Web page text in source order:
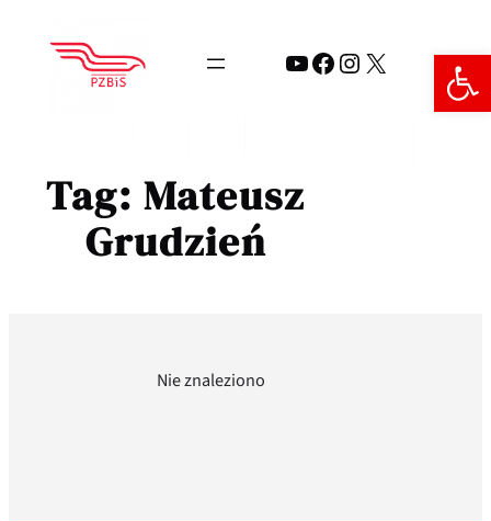
YouTube
Facebook
Instagram
X
Tag: Mateusz
Grudzień
Nie znaleziono